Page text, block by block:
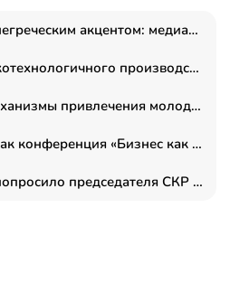
Коммуникации с древнегреческим акцентом: медиаменеджер и журналист Владимир Дергачев запустил коммуникационное агентство «Сократ 2.0»
От логистики до высокотехнологичного производства: как основатель “гагаринга” выстраивает экосистему безопасности и гражданских БПЛА
Эксперты обсудили механизмы привлечения молодых специалистов в промышленные города
Переговоры в рамке: как конференция «Бизнес как искусство» переформатирует деловой этикет в стенах ТПП РФ
Руководство «СВОИ» попросило председателя СКР дать правовую оценку обысков в тыловом штабе